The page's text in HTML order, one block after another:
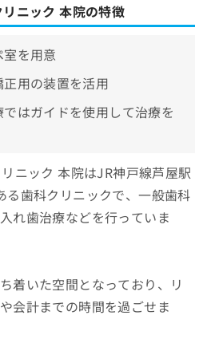
ニック 本院の特徴
を用意
用の装置を活用
はガイドを使用して治療を
ニック 本院はJR神戸線芦屋駅
る歯科クリニックで、一般歯科
れ歯治療などを行っていま
着いた空間となっており、リ
会計までの時間を過ごせま